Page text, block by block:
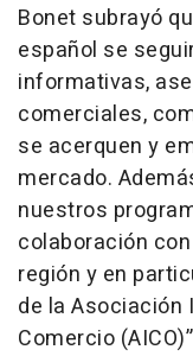
Bonet subrayó
español se
informativas,
comerciales,
se acerquen y
mercado.
nuestros
colaboración
región y en
de la Asociación
Comercio